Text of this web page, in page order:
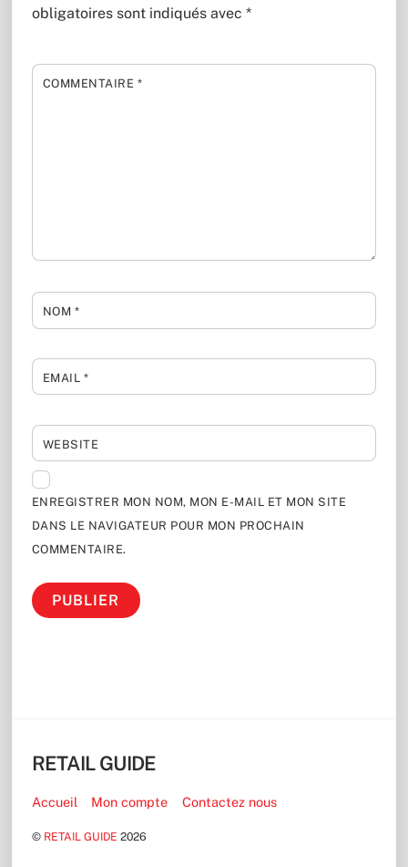
obligatoires sont indiqués avec *
COMMENTAIRE *
NOM *
EMAIL *
WEBSITE
ENREGISTRER MON NOM, MON E-MAIL ET MON SITE
DANS LE NAVIGATEUR POUR MON PROCHAIN
COMMENTAIRE.
RETAIL GUIDE
Accueil Mon compte Contactez nous
© RETAIL GUIDE 2026